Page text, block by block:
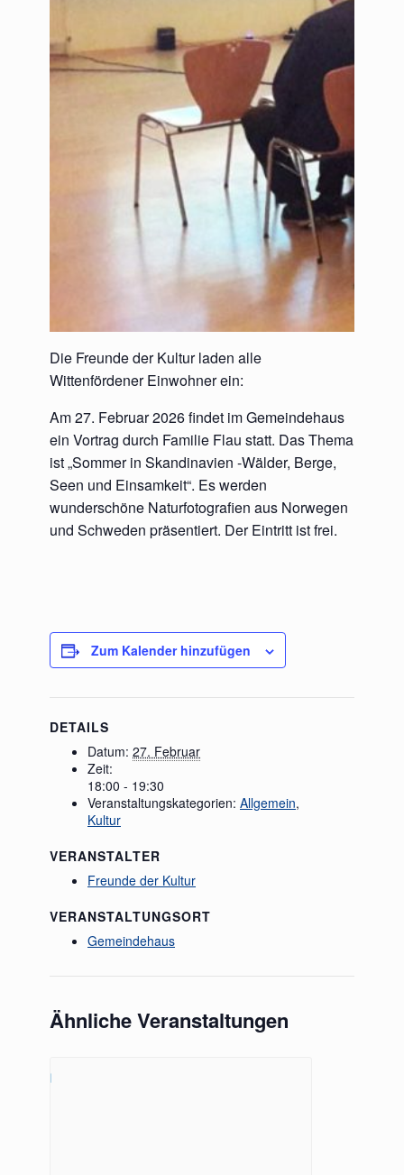
Die Freunde der Kultur laden alle
Wittenfördener Einwohner ein:
Am 27. Februar 2026 findet im Gemeindehaus
ein Vortrag durch Familie Flau statt. Das Thema
ist „Sommer in Skandinavien -Wälder, Berge,
Seen und Einsamkeit“. Es werden
wunderschöne Naturfotografien aus Norwegen
und Schweden präsentiert. Der Eintritt ist frei.
Zum Kalender hinzufügen
DETAILS
Datum: 27. Februar
Zeit:
18:00 - 19:30
Veranstaltungskategorien: Allgemein,
Kultur
VERANSTALTUNGSORT
Gemeindehaus
VERANSTALTER
Freunde der Kultur
Ähnliche Veranstaltungen